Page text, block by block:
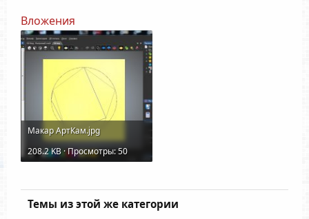
Вложения
Макар АртКам.jpg
208.2 KB · Просмотры: 50
Темы из этой же категории